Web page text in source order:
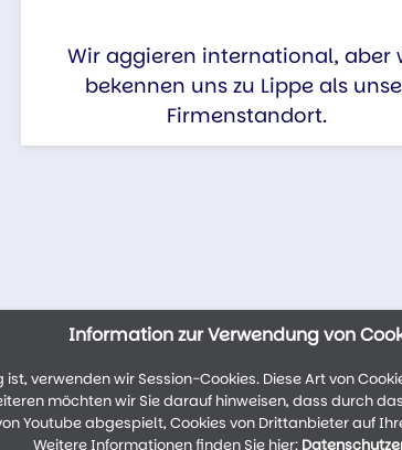
Wir aggieren international, aber
bekennen uns zu Lippe als
Firmenstandort.
Information zur Verwendung von
verwenden wir Session-Cookies. Diese Art von
möchten wir Sie darauf hinweisen, dass durch
Youtube abgespielt, Cookies von Drittanbieter auf
Weitere Informationen finden Sie hier: